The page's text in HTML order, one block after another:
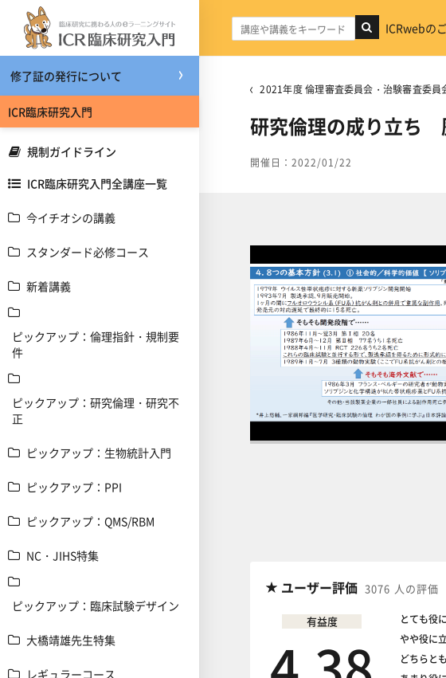
メインコンテンツへスキップする
修了証の発行について
ICR臨床研究入門
規制ガイドライン
ICR臨床研究入門全講座一覧
今イチオシの講義
スタンダード必修コース
新着講義
ピックアップ：倫理指針・規制要
件
ピックアップ：研究倫理・研究不
正
ピックアップ：生物統計入門
ピックアップ：PPI
ピックアップ：QMS/RBM
NC・JIHS特集
ピックアップ：臨床試験デザイン
大橋靖雄先生特集
レギュラーコース
ICRwebの
2021年度 倫理審査委員会・治験審査委員
研究倫理の成り立ち
開催日：2022/01/22
ユーザー評価 3076 人の評価
有益度
とても役
やや役に
どちらと